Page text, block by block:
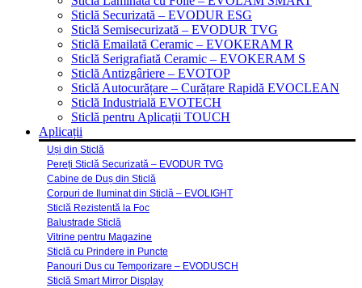
Sticlă Securizată – EVODUR ESG
Sticlă Semisecurizată – EVODUR TVG
Sticlă Emailată Ceramic – EVOKERAM R
Sticlă Serigrafiată Ceramic – EVOKERAM S
Sticlă Antizgâriere – EVOTOP
Sticlă Autocurățare – Curățare Rapidă EVOCLEAN
Sticlă Industrială EVOTECH
Sticlă pentru Aplicații TOUCH
Aplicații
Uși din Sticlă
Pereți Sticlă Securizată – EVODUR TVG
Cabine de Duș din Sticlă
Corpuri de Iluminat din Sticlă – EVOLIGHT
Sticlă Rezistentă la Foc
Balustrade Sticlă
Vitrine pentru Magazine
Sticlă cu Prindere in Puncte
Panouri Dus cu Temporizare – EVODUSCH
Sticlă Smart Mirror Display